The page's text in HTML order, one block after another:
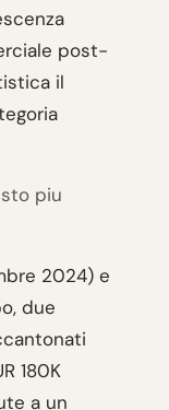
post-
il
piu
2024) e
due
180K
a un